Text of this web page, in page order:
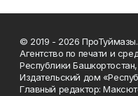
© 2019 - 2026 ПроТуймазы.
Агентство по печати и
Республики
Издательский дом
Главный редактор: